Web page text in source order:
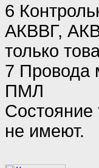
6
АКВВГ,
только
7
ПМЛ
Состояние
не имеют.